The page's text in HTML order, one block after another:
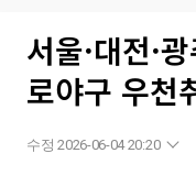
서울·대전·
로야구 우천
수정 2026-06-04 20:20